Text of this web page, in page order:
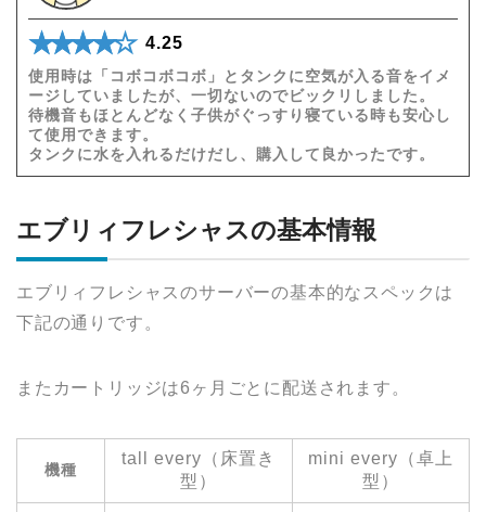
★★★★★
☆☆☆☆☆ 4.25
使用時は「コボコボコボ」とタンクに空気が入る音をイメ
ージしていましたが、一切ないのでビックリしました。
待機音もほとんどなく子供がぐっすり寝ている時も安心し
て使用できます。
タンクに水を入れるだけだし、購入して良かったです。
エブリィフレシャスの基本情報
エブリィフレシャスのサーバーの基本的なスペックは
下記の通りです。
またカートリッジは6ヶ月ごとに配送されます。
機種
tall every（床置き
型）
mini every（卓上
型）